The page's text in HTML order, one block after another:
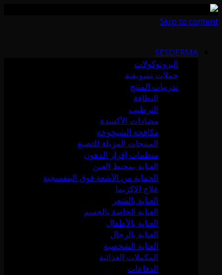
Skip to content
SESDERMA
البروتوكولات
حملات تسويقية
تدريبات المنتج
النظافة
الترطيب
مضادات الأكسدة
مكافحة الشيخوخة
المنتجات المزيلة للتصبغ
منظمات إفراز الدهون
العناية بمحيط العين
الحماية من الأشعة فوق البنفسجية
علاج الإكزيما
العناية بالشعر
العناية الخاصة بالجسم
العناية بالأطفال
العناية بالرجال
العناية الشخصية
المكملات الغذائية
الدفاعات